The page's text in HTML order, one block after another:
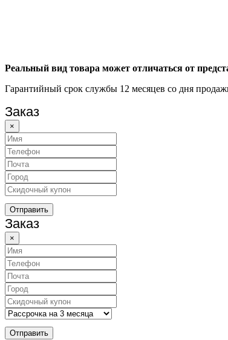
Реальный вид товара может отличаться от
Гарантийный срок службы 12 месяцев со дня
Заказ
×
Отправить
Заказ
×
Отправить